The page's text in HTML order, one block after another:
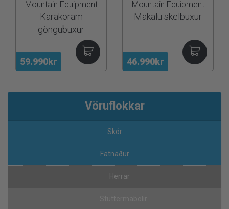
59.990kr
Mountain Equipment
Karakoram
göngubuxur
46.990kr
Mountain Equipment
Makalu skelbuxur
Vöruflokkar
Skór
Fatnaður
Herrar